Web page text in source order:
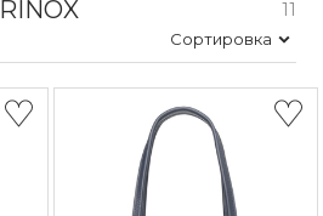
11
Сортировка